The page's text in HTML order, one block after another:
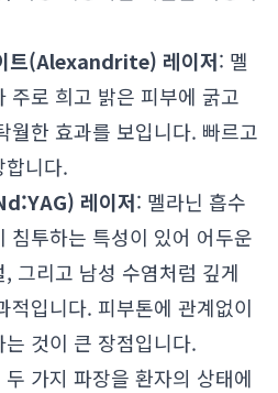
트(Alexandrite) 레이저: 멜
주로 희고 밝은 피부에 굵고
월한 효과를 보입니다. 빠르고
니다.
레이저: 멜라닌 흡수
침투하는 특성이 있어 어두운
그리고 남성 수염처럼 깊게
적입니다. 피부톤에 관계없이
것이 큰 장점입니다.
두 가지 파장을 환자의 상태에